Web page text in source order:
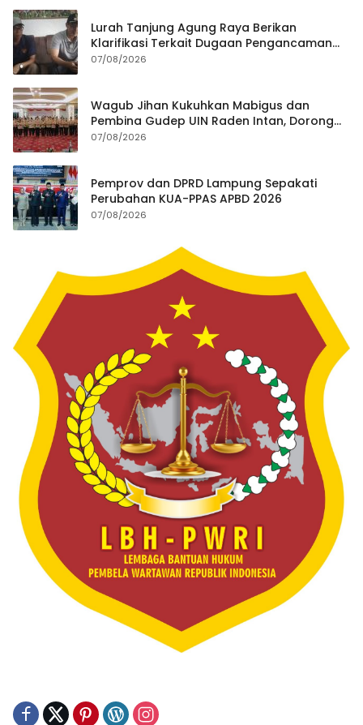
Lurah Tanjung Agung Raya Berikan
Klarifikasi Terkait Dugaan Pengancaman
Antar Warga Yang Berujung Laporan ke
07/08/2026
Wagub Jihan Kukuhkan Mabigus dan
Pembina Gudep UIN Raden Intan, Dorong
Penguatan Karakter Generasi Muda
07/08/2026
Pemprov dan DPRD Lampung Sepakati
Perubahan KUA-PPAS APBD 2026
07/08/2026